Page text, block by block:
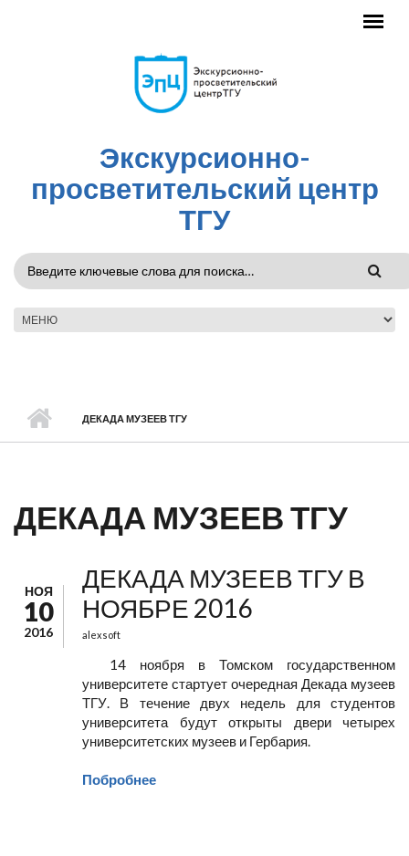
Экскурсионно-
просветительский центр
ТГУ
ФОРМА
ПОИСКА
ДЕКАДА МУЗЕЕВ ТГУ
ДЕКАДА МУЗЕЕВ ТГУ
НОЯ
10
2016
ДЕКАДА МУЗЕЕВ ТГУ В
НОЯБРЕ 2016
alexsoft
14 ноября в Томском государственном
университете стартует очередная Декада музеев
ТГУ. В течение двух недель для студентов
университета будут открыты двери четырех
университетских музеев и Гербария.
Побробнее